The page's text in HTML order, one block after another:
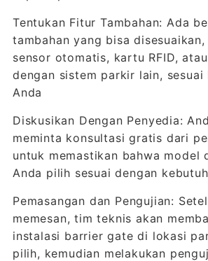
Tentukan Fitur Tambahan: Ada
tambahan yang bisa
sensor otomatis, kartu RFID,
dengan sistem parkir lain, sesuai
Anda
Diskusikan Dengan Penyedia:
meminta konsultasi gratis dari
untuk memastikan bahwa model
Anda pilih sesuai dengan
Pemasangan dan Pengujian:
memesan, tim teknis akan
instalasi barrier gate di lokasi
pilih, kemudian melakukan